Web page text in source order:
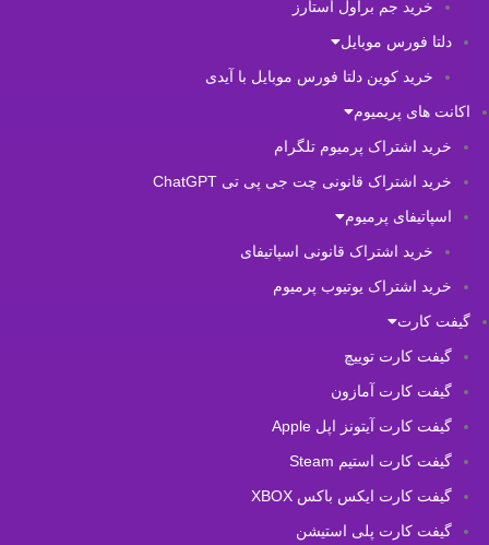
خرید جم براول استارز
دلتا فورس موبایل
خرید کوین دلتا فورس موبایل با آیدی
اکانت های پریمیوم
خرید اشتراک پرمیوم تلگرام
خرید اشتراک قانونی چت جی پی تی ChatGPT
اسپاتیفای پرمیوم
خرید اشتراک قانونی اسپاتیفای
خرید اشتراک یوتیوب پرمیوم
گیفت کارت
گیفت کارت توییچ
گیفت کارت آمازون
گیفت کارت آیتونز اپل Apple
گیفت کارت استیم Steam
گیفت کارت ایکس باکس XBOX
گیفت کارت پلی استیشن